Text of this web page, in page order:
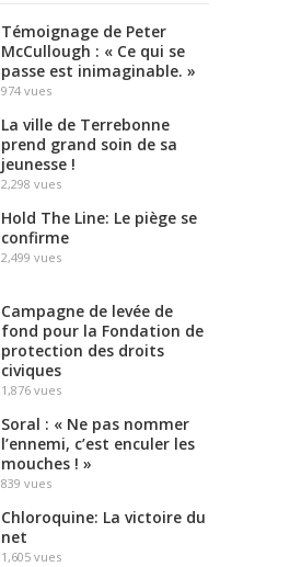
Témoignage de Peter
McCullough : « Ce qui se
passe est inimaginable. »
974 vues
La ville de Terrebonne
prend grand soin de sa
jeunesse !
2,298 vues
Hold The Line: Le piège se
confirme
2,499 vues
Campagne de levée de
fond pour la Fondation de
protection des droits
civiques
1,876 vues
Soral : « Ne pas nommer
l’ennemi, c’est enculer les
mouches ! »
839 vues
Chloroquine: La victoire du
net
1,605 vues